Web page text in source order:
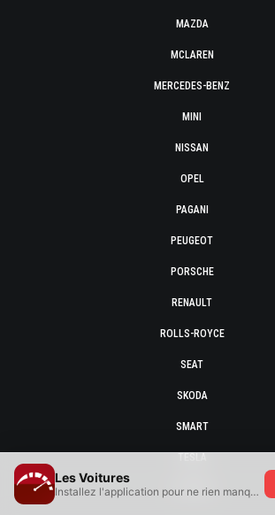
MAZDA
MCLAREN
MERCEDES-BENZ
MINI
NISSAN
OPEL
PAGANI
PEUGEOT
PORSCHE
RENAULT
ROLLS-ROYCE
SEAT
SKODA
SMART
TOYOTA
Les Voitures
Installez l'application pour ne rien manquer !